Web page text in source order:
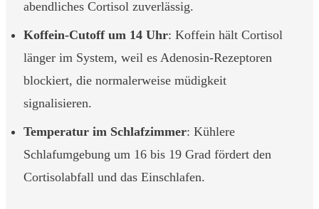
abendliches Cortisol zuverlässig.
Koffein-Cutoff um 14 Uhr: Koffein hält Cortisol
länger im System, weil es Adenosin-Rezeptoren
blockiert, die normalerweise müdigkeit
signalisieren.
Temperatur im Schlafzimmer: Kühlere
Schlafumgebung um 16 bis 19 Grad fördert den
Cortisolabfall und das Einschlafen.